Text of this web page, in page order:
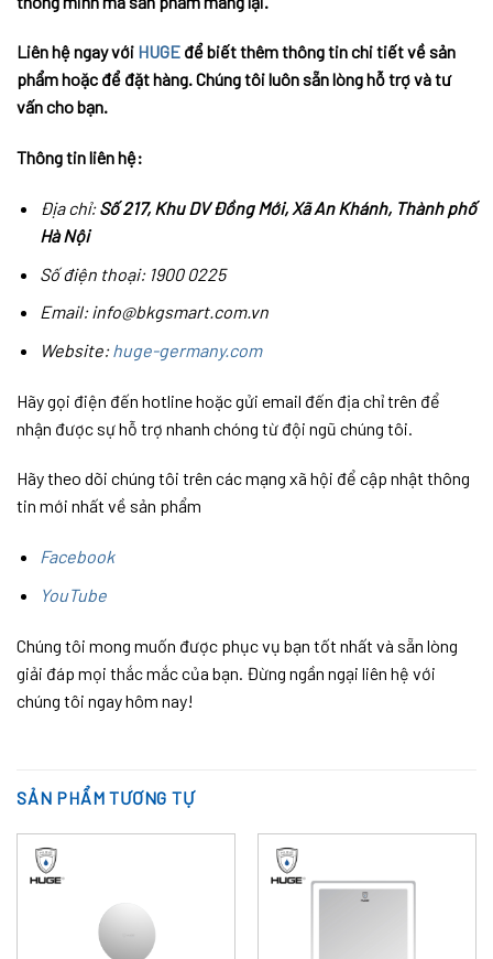
Liên hệ ngay với HUGE để biết thêm thông tin chi tiết về sản
phẩm hoặc để đặt hàng. Chúng tôi luôn sẵn lòng hỗ trợ và tư
vấn cho bạn.
Thông tin liên hệ:
Địa chỉ:Số 217, Khu DV Đồng Mới, Xã An Khánh, Thành phố
Hà Nội
Số điện thoại: 1900 0225
Email: info@bkgsmart.com.vn
Website: huge-germany.com
Hãy gọi điện đến hotline hoặc gửi email đến địa chỉ trên để
nhận được sự hỗ trợ nhanh chóng từ đội ngũ chúng tôi.
Hãy theo dõi chúng tôi trên các mạng xã hội để cập nhật thông
tin mới nhất về sản phẩm
Facebook
YouTube
Chúng tôi mong muốn được phục vụ bạn tốt nhất và sẵn lòng
giải đáp mọi thắc mắc của bạn. Đừng ngần ngại liên hệ với
chúng tôi ngay hôm nay!
SẢN PHẨM TƯƠNG TỰ